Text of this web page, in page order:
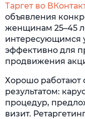
Таргет во
объявления
женщинам 25–45
интересующимся
эффективно для
продвижения
Хорошо работают
результатом:
процедур,
визит.